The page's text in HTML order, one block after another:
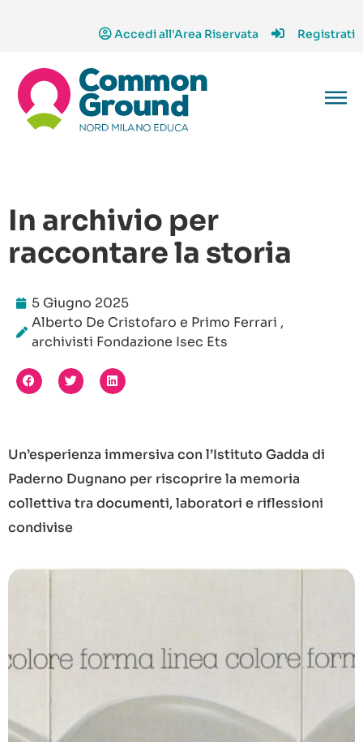
Accedi all'Area Riservata Registrati
In archivio per
raccontare la storia
5 Giugno 2025
Alberto De Cristofaro e Primo Ferrari ,
archivisti Fondazione Isec Ets
Un’esperienza immersiva con l’Istituto Gadda di
Paderno Dugnano per riscoprire la memoria
collettiva tra documenti, laboratori e riflessioni
condivise